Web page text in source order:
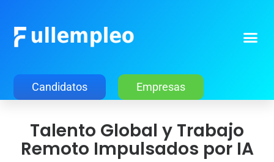
Candidatos Empresas
Talento Global y Trabajo
Remoto Impulsados por IA